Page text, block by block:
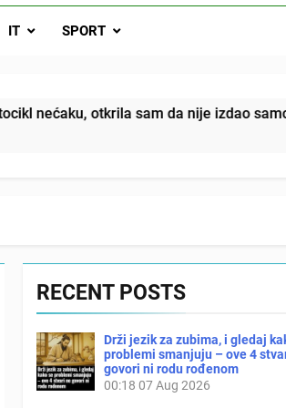
nije izdao samo našu kćer, nego je
sin već sutradan oženio ljubavnicom,
i da iza bolničkog stakla već čekaju
IT SPORT
sam da nije izdao samo našu
RECENT POSTS
Drži jezik za zubima, i gledaj
problemi smanjuju – ove 4
govori ni rodu rođenom
00:18 07 Aug 2026